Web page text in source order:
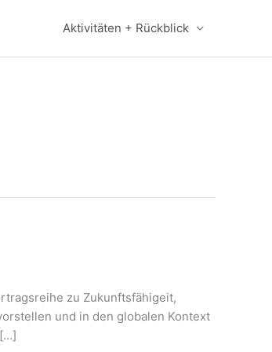
Aktivitäten + Rückblick
zu Zukunftsfähigeit,
und in den globalen Kontext